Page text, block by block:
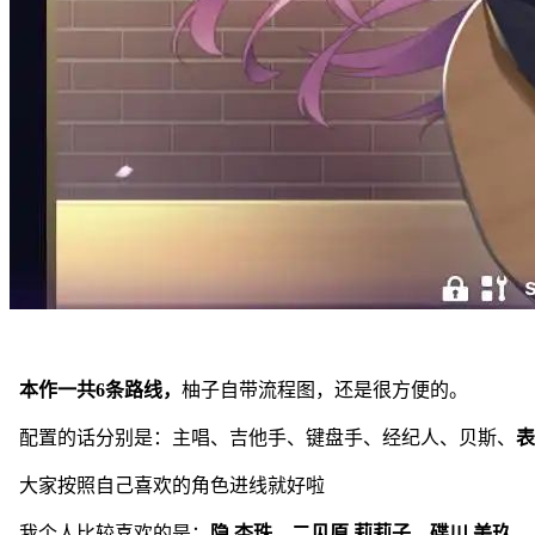
本作一共6条路线， 柚子自带流程图，还是很方便的。
配置的话分别是：主唱、吉他手、键盘手、经纪人、贝斯、
大家按照自己喜欢的角色进线就好啦